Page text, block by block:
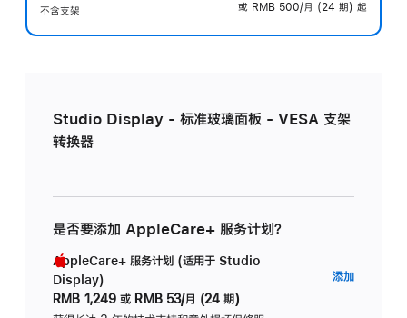
不含支架
或 RMB 500/月 (24 期) 起
Studio Display - 标准玻璃面板 - VESA 支架
转换器
是否要添加 AppleCare+ 服务计划？
AppleCare+ 服务计划 (适用于 Studio
Display)
RMB 1,249 或 RMB 53/月 (24 期)
添加